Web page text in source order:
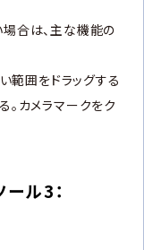
合は、主な機能の
範囲をドラッグする
。カメラマークをク
ル3：